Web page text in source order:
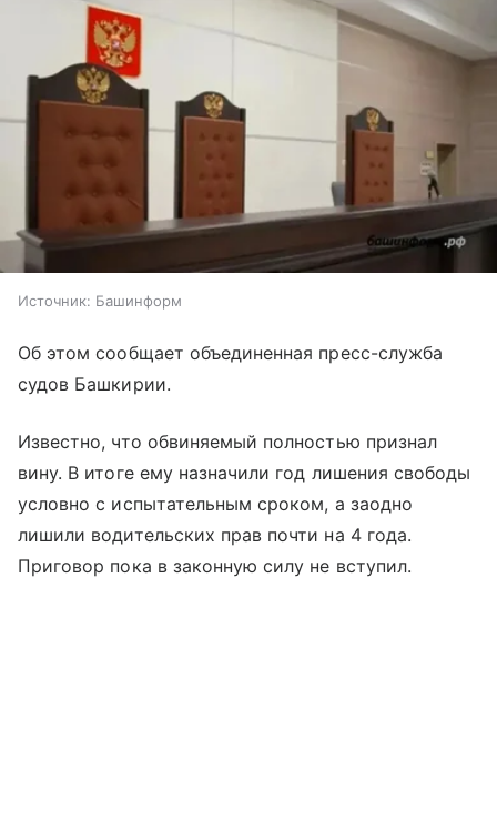
Источник: Башинформ
Об этом сообщает объединенная пресс-служба
судов Башкирии.
Известно, что обвиняемый полностью признал
вину. В итоге ему назначили год лишения свободы
условно с испытательным сроком, а заодно
лишили водительских прав почти на 4 года.
Приговор пока в законную силу не вступил.